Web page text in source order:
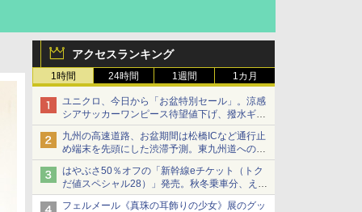
アクセスランキング
1時間 24時間 1週間 1カ月
ユニクロ、今日から「お盆特別セール」。涼感
シアサッカーワンピース待望値下げ、撥水ギア
ショーツは1990円に
九州の高速道路、お盆期間は松橋ICなど通行止
め端末を先頭にした渋滞予測。東九州道への迂
回は料金調整を実施
はやぶさ50％オフの「新幹線eチケット（トク
だ値スペシャル28）」発売。秋冬乗車分、えき
ねっと限定
フェルメール《真珠の耳飾りの少女》展のグッ